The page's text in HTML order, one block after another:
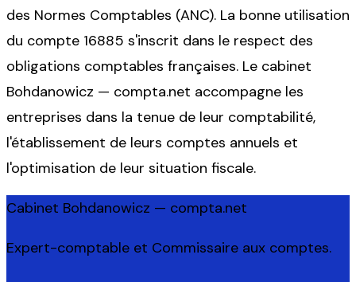
des Normes Comptables (ANC). La bonne utilisation
du compte 16885 s'inscrit dans le respect des
obligations comptables françaises. Le cabinet
Bohdanowicz — compta.net accompagne les
entreprises dans la tenue de leur comptabilité,
l'établissement de leurs comptes annuels et
l'optimisation de leur situation fiscale.
Cabinet Bohdanowicz — compta.net
Expert-comptable et Commissaire aux comptes.